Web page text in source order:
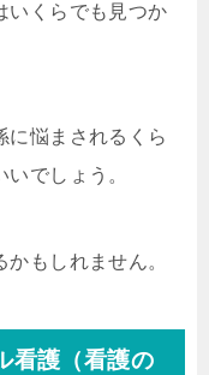
いくらでも見つか
に悩まされるくら
でしょう。
もしれません。
看護（看護の